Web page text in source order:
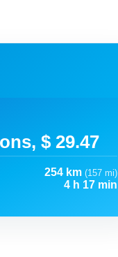
$ 29.47
254 km (157 mi)
4 h 17 min